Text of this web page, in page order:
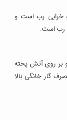
خرابی رب است و
رب است.
بر روی آتش پخته
گاز خانگی بالا